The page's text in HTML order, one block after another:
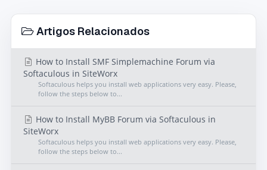
Artigos Relacionados
How to Install SMF Simplemachine Forum via
Softaculous in SiteWorx
Softaculous helps you install web applications very easy. Please,
follow the steps below to...
How to Install MyBB Forum via Softaculous in
SiteWorx
Softaculous helps you install web applications very easy. Please,
follow the steps below to...